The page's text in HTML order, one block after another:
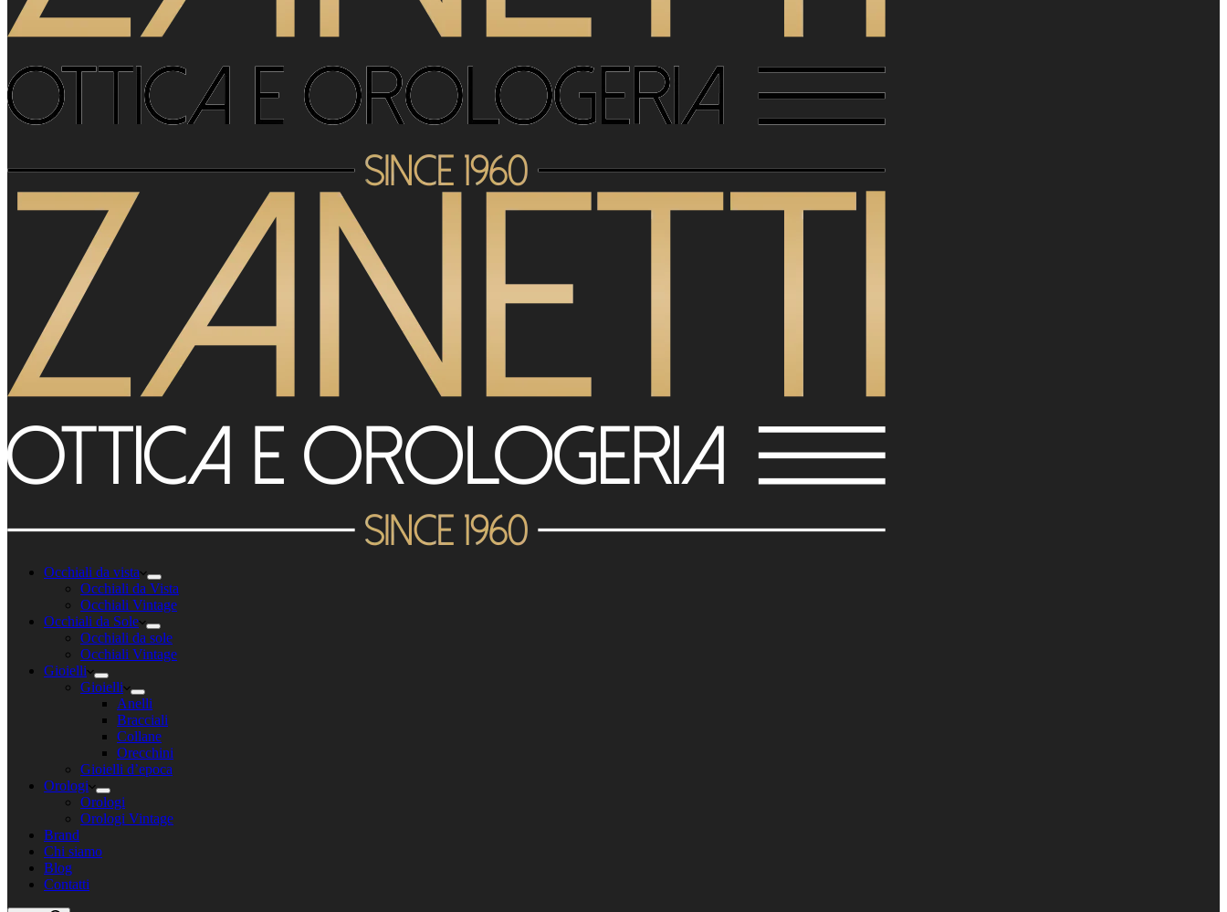
Occhiali da vista
Occhiali da Vista
Occhiali Vintage
Occhiali da Sole
Occhiali da sole
Occhiali Vintage
Gioielli
Gioielli
Anelli
Bracciali
Collane
Orecchini
Gioielli d’epoca
Orologi
Orologi
Orologi Vintage
Brand
Chi siamo
Blog
Contatti